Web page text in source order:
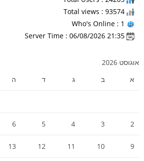
אוגוסט 2026
א
ב ג ד ה
2
3
4
5
6
9
10
11
12
13